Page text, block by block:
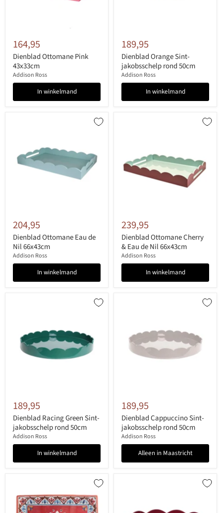
164,95
Dienblad Ottomane Pink
43x33cm
Addison Ross
In winkelmand
189,95
Dienblad Orange Sint-
jakobsschelp rond 50cm
Addison Ross
In winkelmand
204,95
Dienblad Ottomane Eau de
Nil 66x43cm
Addison Ross
In winkelmand
239,95
Dienblad Ottomane Cherry
& Eau de Nil 66x43cm
Addison Ross
In winkelmand
189,95
Dienblad Racing Green Sint-
jakobsschelp rond 50cm
Addison Ross
In winkelmand
189,95
Dienblad Cappuccino Sint-
jakobsschelp rond 50cm
Addison Ross
Alleen in Maastricht